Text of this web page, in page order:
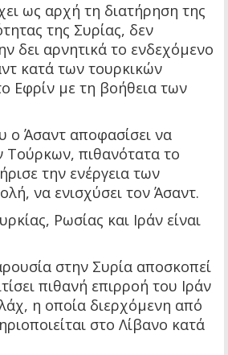
ως αρχή τη διατήρηση της
της Συρίας, δεν
δει αρνητικά το ενδεχόμενο
κατά των τουρκικών
Εφρίν με τη βοήθεια των
ο Άσαντ αποφασίσει να
Τούρκων, πιθανότατα το
την ενέργεια των
να ενισχύσει τον Άσαντ.
Ρωσίας και Ιράν είναι
στην Συρία αποσκοπεί
πιθανή επιρροή του Ιράν
η οποία διερχόμενη από
στο Λίβανο κατά